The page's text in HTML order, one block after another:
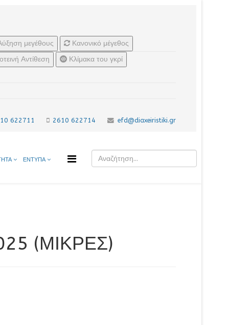
μεγέθους
Κανονικό μέγεθος
Αντίθεση
Κλίμακα του γκρί
622711 2610 622714 efd@diaxeiristiki.gr
ΕΝΤΥΠΑ
(ΜΙΚΡΕΣ)